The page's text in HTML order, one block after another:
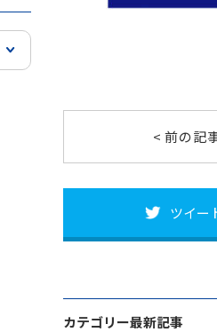
< 前の記
ツイー
カテゴリー最新記事